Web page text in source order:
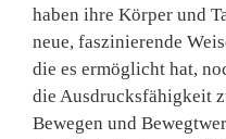
haben ihre Körper und
neue, faszinierende
die es ermöglicht hat,
die Ausdrucksfähigkeit
Bewegen und